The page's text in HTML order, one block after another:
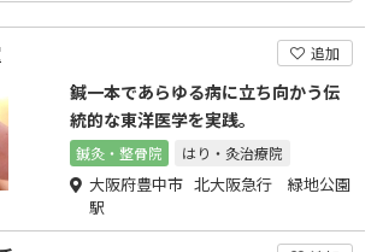
追加
鍼一本であらゆる病に立ち向かう伝
統的な東洋医学を実践。
鍼灸・整骨院 はり・灸治療院
大阪府豊中市 北大阪急行 緑地公園
駅